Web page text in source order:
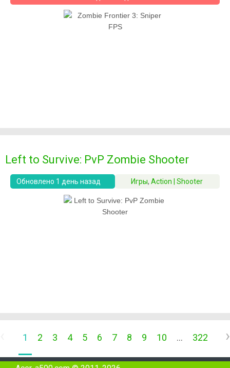
Left to Survive: PvP Zombie Shooter
Обновлено 1 день назад Игры, Action | Shooter
›
1 2 3 4 5 6 7 8 9 10 ... 322